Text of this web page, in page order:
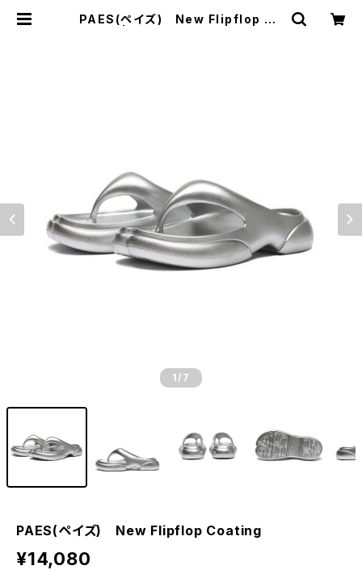
PAES(ペイズ) New Flipflop Co
1 /7
PAES(ペイズ) New Flipflop Coating
¥14,080